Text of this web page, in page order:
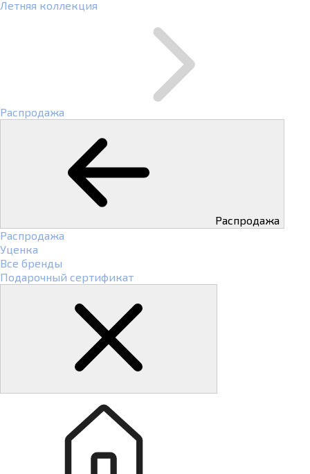
Летняя коллекция
Распродажа
Распродажа
Распродажа
Уценка
Все бренды
Подарочный сертификат